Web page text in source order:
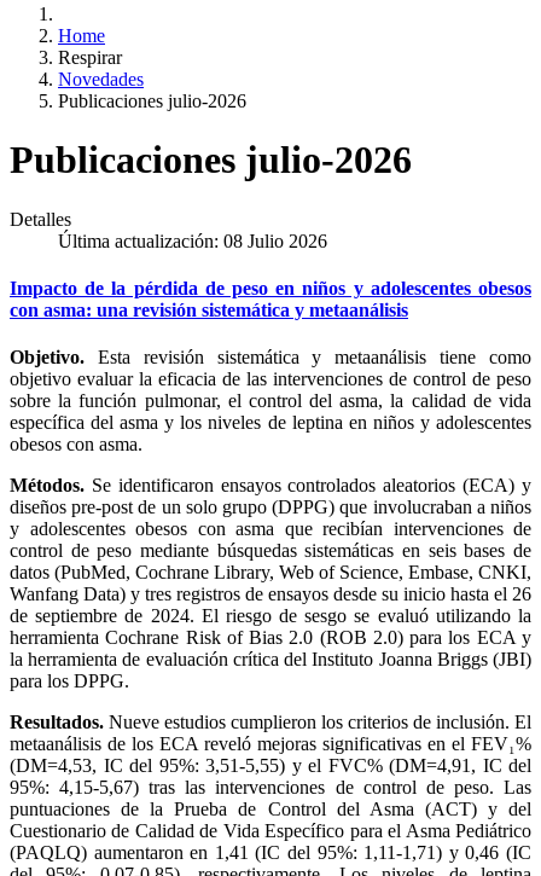
Home
Respirar
Novedades
Publicaciones julio-2026
Publicaciones julio-2026
Detalles
Última actualización: 08 Julio 2026
Impacto de la pérdida de peso en niños y adolescentes obesos
con asma: una revisión sistemática y metaanálisis
Objetivo. Esta revisión sistemática y metaanálisis tiene como
objetivo evaluar la eficacia de las intervenciones de control de peso
sobre la función pulmonar, el control del asma, la calidad de vida
específica del asma y los niveles de leptina en niños y adolescentes
obesos con asma.
Métodos. Se identificaron ensayos controlados aleatorios (ECA) y
diseños pre-post de un solo grupo (DPPG) que involucraban a niños
y adolescentes obesos con asma que recibían intervenciones de
control de peso mediante búsquedas sistemáticas en seis bases de
datos (PubMed, Cochrane Library, Web of Science, Embase, CNKI,
Wanfang Data) y tres registros de ensayos desde su inicio hasta el 26
de septiembre de 2024. El riesgo de sesgo se evaluó utilizando la
herramienta Cochrane Risk of Bias 2.0 (ROB 2.0) para los ECA y
la herramienta de evaluación crítica del Instituto Joanna Briggs (JBI)
para los DPPG.
Resultados. Nueve estudios cumplieron los criterios de inclusión. El
metaanálisis de los ECA reveló mejoras significativas en el FEV₁%
(DM=4,53, IC del 95%: 3,51-5,55) y el FVC% (DM=4,91, IC del
95%: 4,15-5,67) tras las intervenciones de control de peso. Las
puntuaciones de la Prueba de Control del Asma (ACT) y del
Cuestionario de Calidad de Vida Específico para el Asma Pediátrico
(PAQLQ) aumentaron en 1,41 (IC del 95%: 1,11-1,71) y 0,46 (IC